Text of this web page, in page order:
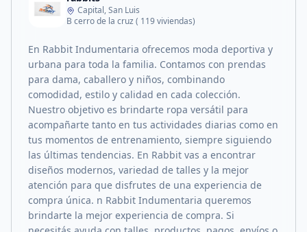
Capital, San Luis
B cerro de la cruz ( 119 viviendas)
En Rabbit Indumentaria ofrecemos moda deportiva y
urbana para toda la familia. Contamos con prendas
para dama, caballero y niños, combinando
comodidad, estilo y calidad en cada colección.
Nuestro objetivo es brindarte ropa versátil para
acompañarte tanto en tus actividades diarias como en
tus momentos de entrenamiento, siempre siguiendo
las últimas tendencias. En Rabbit vas a encontrar
diseños modernos, variedad de talles y la mejor
atención para que disfrutes de una experiencia de
compra única. n Rabbit Indumentaria queremos
brindarte la mejor experiencia de compra. Si